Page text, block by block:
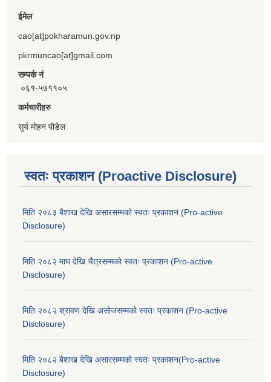
ईमेल
cao[at]pokharamun.gov.np
pkrmuncao[at]gmail.com
सम्पर्क नं
०६१-५७११०५
कर्मचारीहरु
सुर्य मोहन पौडेल
स्वतः प्रकाशन (Proactive Disclosure)
मिति २०८३ बैशाख देखि असारसम्मको स्वतः प्रकाशन (Pro-active
Disclosure)
मिति २०८२ माघ देखि चैत्रसम्मको स्वतः प्रकाशन (Pro-active
Disclosure)
मिति २०८२ श्रावण देखि असोजसम्मको स्वतः प्रकाशन (Pro-active
Disclosure)
मिति २०८२ बैशाख देखि असारसम्मको स्वतः प्रकाशन(Pro-active
Disclosure)